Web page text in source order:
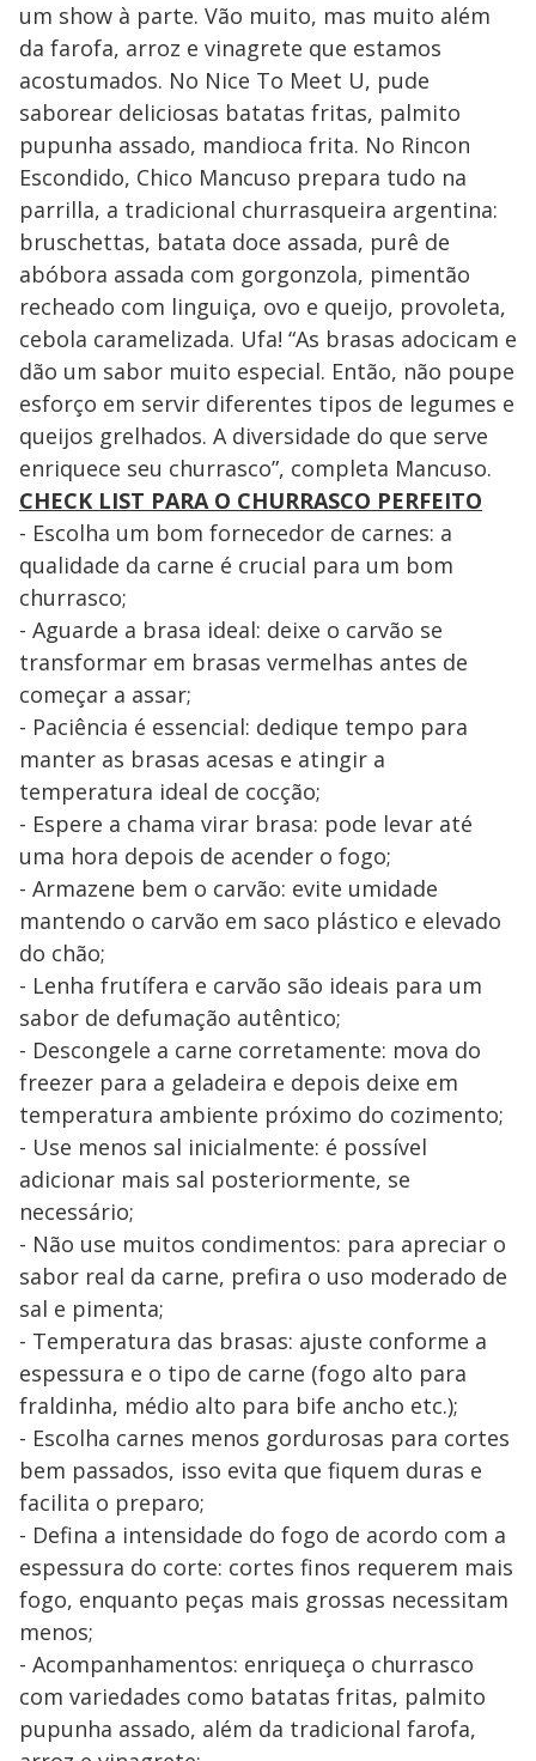
um show à parte. Vão muito, mas muito além
da farofa, arroz e vinagrete que estamos
acostumados. No Nice To Meet U, pude
saborear deliciosas batatas fritas, palmito
pupunha assado, mandioca frita. No Rincon
Escondido, Chico Mancuso prepara tudo na
parrilla, a tradicional churrasqueira argentina:
bruschettas, batata doce assada, purê de
abóbora assada com gorgonzola, pimentão
recheado com linguiça, ovo e queijo, provoleta,
cebola caramelizada. Ufa! “As brasas adocicam e
dão um sabor muito especial. Então, não poupe
esforço em servir diferentes tipos de legumes e
queijos grelhados. A diversidade do que serve
enriquece seu churrasco”, completa Mancuso.
CHECK LIST PARA O CHURRASCO PERFEITO
- Escolha um bom fornecedor de carnes: a
qualidade da carne é crucial para um bom
churrasco;
- Aguarde a brasa ideal: deixe o carvão se
transformar em brasas vermelhas antes de
começar a assar;
- Paciência é essencial: dedique tempo para
manter as brasas acesas e atingir a
temperatura ideal de cocção;
- Espere a chama virar brasa: pode levar até
uma hora depois de acender o fogo;
- Armazene bem o carvão: evite umidade
mantendo o carvão em saco plástico e elevado
do chão;
- Lenha frutífera e carvão são ideais para um
sabor de defumação autêntico;
- Descongele a carne corretamente: mova do
freezer para a geladeira e depois deixe em
temperatura ambiente próximo do cozimento;
- Use menos sal inicialmente: é possível
adicionar mais sal posteriormente, se
necessário;
- Não use muitos condimentos: para apreciar o
sabor real da carne, prefira o uso moderado de
sal e pimenta;
- Temperatura das brasas: ajuste conforme a
espessura e o tipo de carne (fogo alto para
fraldinha, médio alto para bife ancho etc.);
- Escolha carnes menos gordurosas para cortes
bem passados, isso evita que fiquem duras e
facilita o preparo;
- Defina a intensidade do fogo de acordo com a
espessura do corte: cortes finos requerem mais
fogo, enquanto peças mais grossas necessitam
menos;
- Acompanhamentos: enriqueça o churrasco
com variedades como batatas fritas, palmito
pupunha assado, além da tradicional farofa,